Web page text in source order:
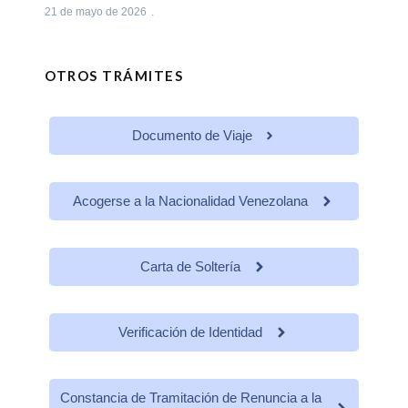
21 de mayo de 2026
OTROS TRÁMITES
Documento de Viaje
Acogerse a la Nacionalidad Venezolana
Carta de Soltería
Verificación de Identidad
Constancia de Tramitación de Renuncia a la